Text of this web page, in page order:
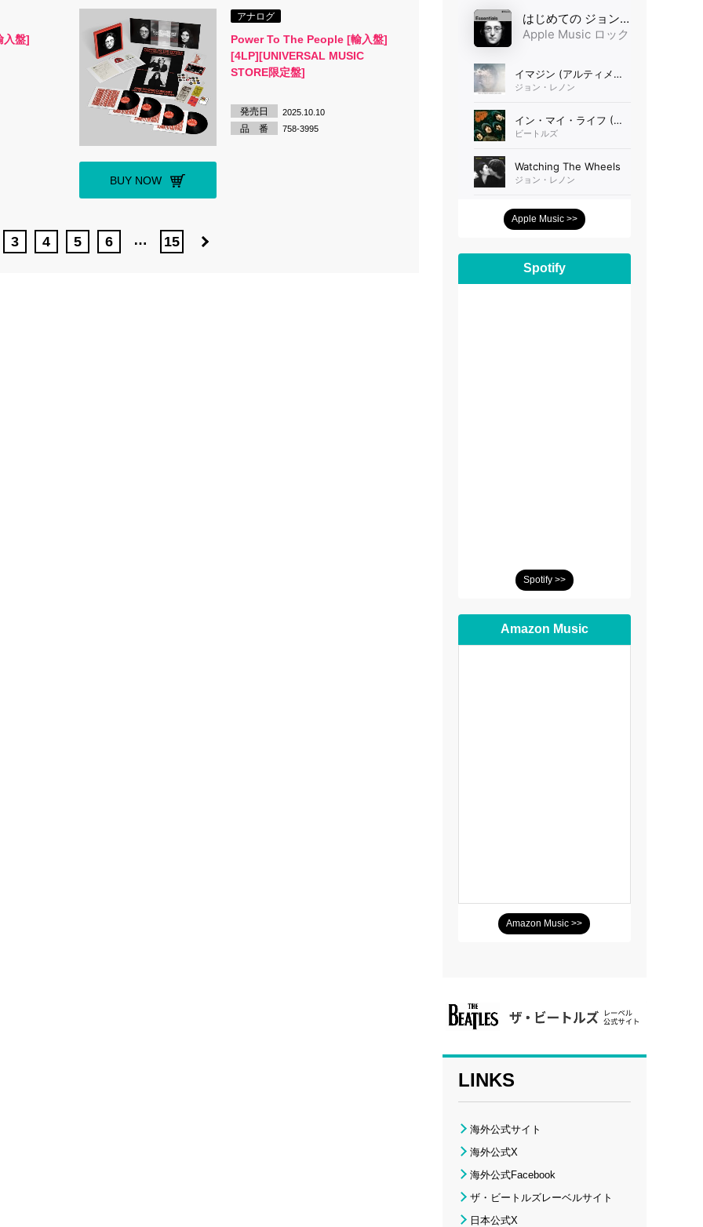
入盤]
BUY NOW
アナログ
Power To The People [輸入盤]
[4LP][UNIVERSAL MUSIC
STORE限定盤]
発売日 2025.10.10
品 番 758-3995
3 4 5 6 … 15
Apple Music >>
Spotify
Spotify >>
Amazon Music
Amazon Music >>
LINKS
海外公式サイト
海外公式X
海外公式Facebook
ザ・ビートルズレーベルサイト
日本公式X